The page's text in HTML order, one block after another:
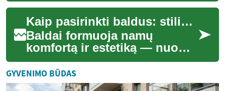
galime atsipalaiduoti po ilgos
die...
Kaip pasirinkti baldus: stilius, kokybė, ergonomika
Baldai formuoja namų
komfortą ir estetiką — nuo
erdvės išnaudojimo iki
medžiagų pasirinkimo.
Sužinokite, kaip išsirin...
GYVENIMO BŪDAS